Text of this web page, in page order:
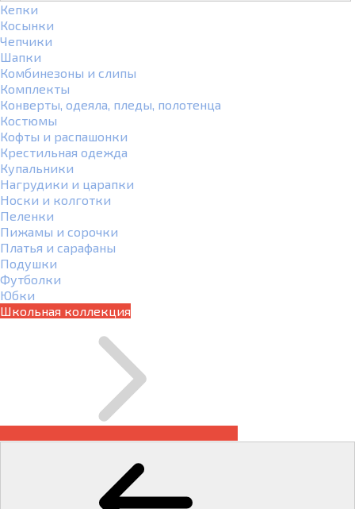
Кепки
Косынки
Чепчики
Шапки
Комбинезоны и слипы
Комплекты
Конверты, одеяла, пледы, полотенца
Костюмы
Кофты и распашонки
Крестильная одежда
Купальники
Нагрудики и царапки
Носки и колготки
Пеленки
Пижамы и сорочки
Платья и сарафаны
Подушки
Футболки
Юбки
Школьная коллекция